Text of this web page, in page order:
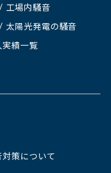
工場内騒音
太陽光発電の騒音
実績一覧
対策について